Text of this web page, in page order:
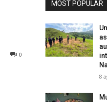
0
MOST POPULAR
8